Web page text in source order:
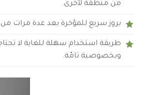
من منطقة لأخرى.
بروز سريع للمؤخرة بعد عدة مرات
طريقة استخدام سهلة للغاية لا
وبخصوصية تامّة.